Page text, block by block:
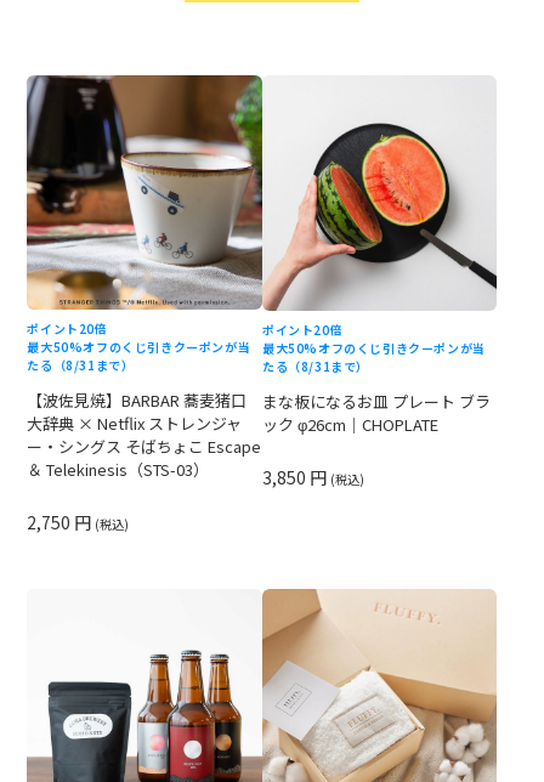
ポイント20倍
最大50%オフのくじ引きクーポンが当
たる（8/31まで）
【波佐見焼】BARBAR 蕎麦猪口
大辞典 × Netflix ストレンジャ
ー・シングス そばちょこ Escape
＆ Telekinesis（STS-03）
2,750 円 (税込)
ポイント20倍
最大50%オフのくじ引きクーポンが当
たる（8/31まで）
まな板になるお皿 プレート ブラ
ック φ26cm｜CHOPLATE
3,850 円 (税込)